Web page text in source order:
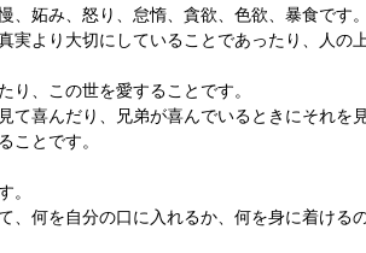
、妬み、怒り、怠惰、貪欲、色欲、暴食です。
実より大切にしていることであったり、人の
り、この世を愛することです。
て喜んだり、兄弟が喜んでいるときにそれを
ことです。
。
、何を自分の口に入れるか、何を身に着ける